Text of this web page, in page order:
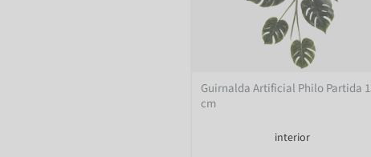
Guirnalda Artificial Philo Partida
cm
interior